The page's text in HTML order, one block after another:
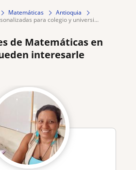
Matemáticas
Antioquia
para colegio y universi...
de Matemáticas en
interesarle